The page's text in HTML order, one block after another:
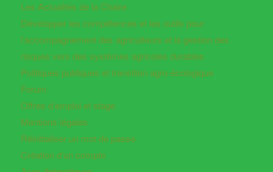
Les Actualités de la Chaire
Développer les compétences et les outils pour
l’accompagnement des agriculteurs et la gestion des
risques vers des systèmes agricoles durables
Politiques publiques et transition agro-écologique
Forum
Offres d’emploi et stage
Mentions légales
Réinitialiser un mot de passe
Création d’un compte